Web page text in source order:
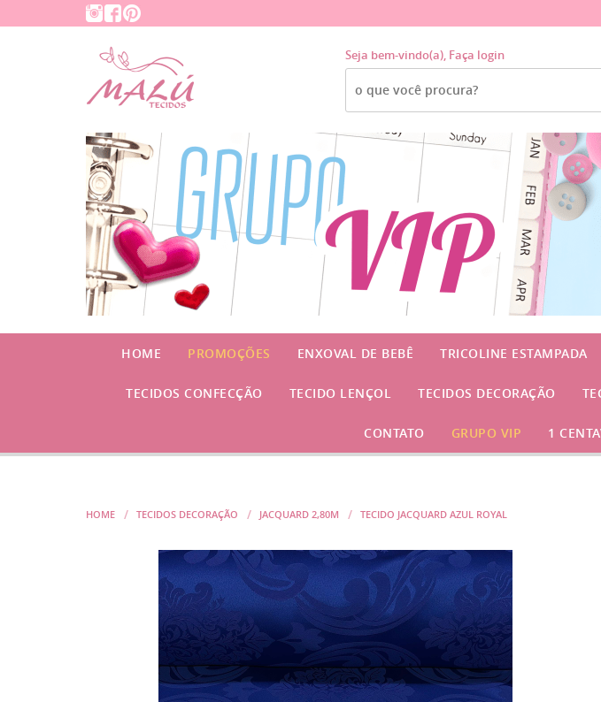
Seja bem-vindo(a), Faça login
HOME PROMOÇÕES ENXOVAL DE BEBÊ TRICOLINE ESTAMPADA
TECIDOS CONFECÇÃO TECIDO LENÇOL TECIDOS DECORAÇÃO
CONTATO GRUPO VIP 1
HOME TECIDOS DECORAÇÃO JACQUARD 2,80M TECIDO JACQUARD AZUL ROYAL